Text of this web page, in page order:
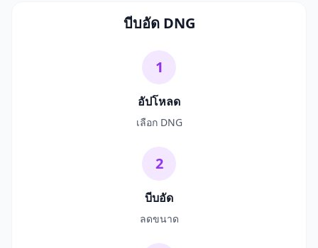
บีบอัด DNG
1
อัปโหลด
เลือก DNG
2
บีบอัด
ลดขนาด